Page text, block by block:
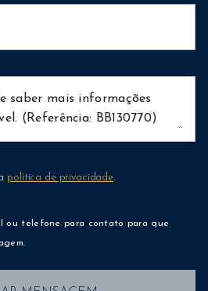
política de privacidade.
ou telefone para contato para que